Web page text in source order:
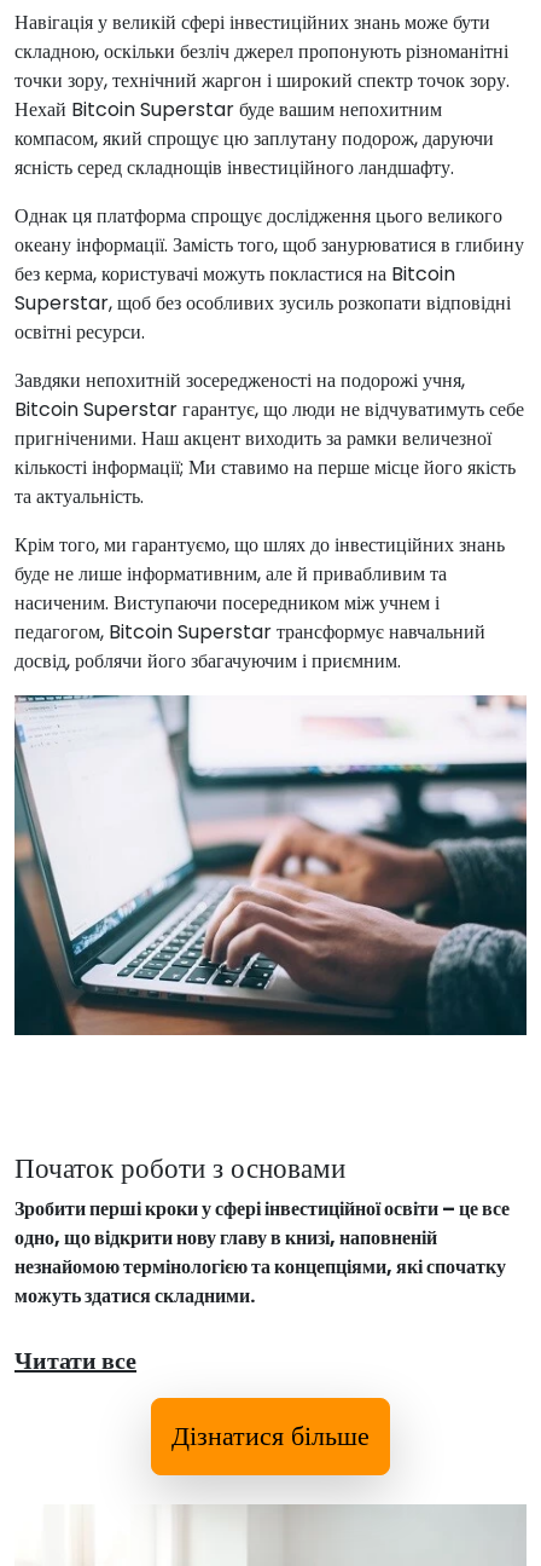
Навігація у великій сфері інвестиційних знань може бути
складною, оскільки безліч джерел пропонують різноманітні
точки зору, технічний жаргон і широкий спектр точок зору.
Нехай Bitcoin Superstar буде вашим непохитним
компасом, який спрощує цю заплутану подорож, даруючи
ясність серед складнощів інвестиційного ландшафту.
Однак ця платформа спрощує дослідження цього великого
океану інформації. Замість того, щоб занурюватися в глибину
без керма, користувачі можуть покластися на Bitcoin
Superstar, щоб без особливих зусиль розкопати відповідні
освітні ресурси.
Завдяки непохитній зосередженості на подорожі учня,
Bitcoin Superstar гарантує, що люди не відчуватимуть себе
пригніченими. Наш акцент виходить за рамки величезної
кількості інформації; Ми ставимо на перше місце його якість
та актуальність.
Крім того, ми гарантуємо, що шлях до інвестиційних знань
буде не лише інформативним, але й привабливим та
насиченим. Виступаючи посередником між учнем і
педагогом, Bitcoin Superstar трансформує навчальний
досвід, роблячи його збагачуючим і приємним.
Початок роботи з основами
Зробити перші кроки у сфері інвестиційної освіти – це все
одно, що відкрити нову главу в книзі, наповненій
незнайомою термінологією та концепціями, які спочатку
можуть здатися складними.
Читати все
Дізнатися більше